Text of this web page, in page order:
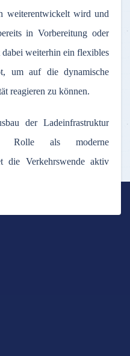
weiterentwickelt wird und
in Vorbereitung oder
weiterhin ein flexibles
um auf die dynamische
reagieren zu können.
der Ladeinfrastruktur
Rolle als moderne
die Verkehrswende aktiv